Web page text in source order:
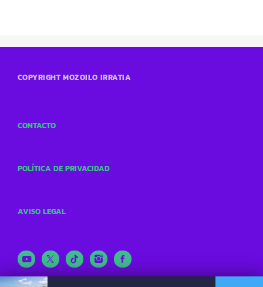
COPYRIGHT MOZOILO IRRATIA
CONTACTO
POLÍTICA DE PRIVACIDAD
AVISO LEGAL